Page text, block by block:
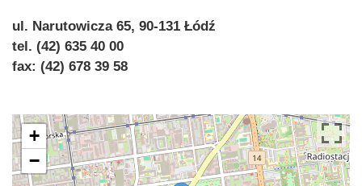
ul. Narutowicza 65, 90-131 Łódź
tel. (42) 635 40 00
fax: (42) 678 39 58
+
−